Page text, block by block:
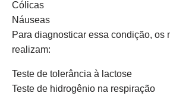
Cólicas
Náuseas
Para diagnosticar essa condição, os
realizam:
Teste de tolerância à lactose
Teste de hidrogênio na respiração